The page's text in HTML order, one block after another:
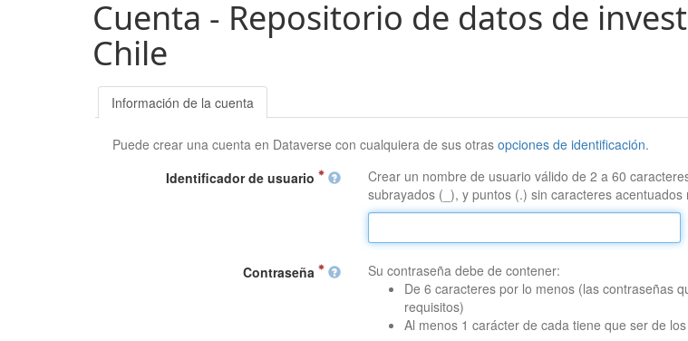
Cuenta - Repositorio de datos de
Chile
Información de la cuenta
Puede crear una cuenta en Dataverse con cualquiera de sus otrasopciones de identificación.
Identificador de usuario
Crear un nombre de usuario válido de 2 a 60
subrayados (_), y puntos (.) sin caracteres acentuados
Contraseña
Su contraseña debe de contener:
De 6 caracteres por lo menos (las contraseñas
requisitos)
Al menos 1 carácter de cada tiene que ser de